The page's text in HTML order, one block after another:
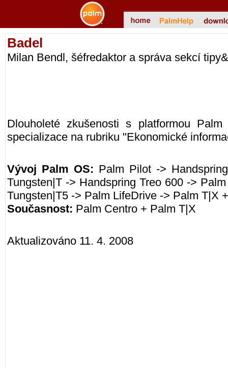
Badel
Milan Bendl, šéfredaktor a správa sekcí
Dlouholeté zkušenosti s platformou
specializace na rubriku "Ekonomické
Vývoj Palm OS: Palm Pilot ->
Tungsten|T -> Handspring Treo 600 ->
Tungsten|T5 -> Palm LifeDrive -> Palm T|X
Současnost: Palm Centro + Palm T|X
Aktualizováno 11. 4. 2008